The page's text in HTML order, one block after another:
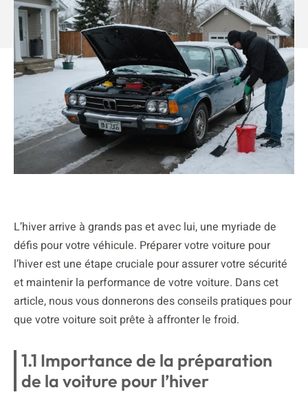
L’hiver arrive à grands pas et avec lui, une myriade de
défis pour votre véhicule. Préparer votre voiture pour
l’hiver est une étape cruciale pour assurer votre sécurité
et maintenir la performance de votre voiture. Dans cet
article, nous vous donnerons des conseils pratiques pour
que votre voiture soit prête à affronter le froid.
1.1 Importance de la préparation
de la voiture pour l’hiver